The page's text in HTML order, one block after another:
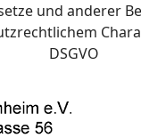
und anderer
DSGVO